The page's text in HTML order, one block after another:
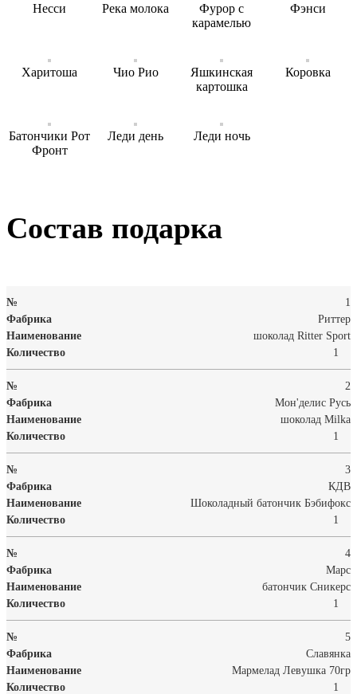
Несси Река молока
Фурор с
карамелью
Фэнси
Харитоша Чио Рио
Яшкинская
картошка
Коровка
Батончики Рот
Фронт
Леди день Леди ночь
Состав подарка
1
Риттер
шоколад Ritter Sport
1
2
Мон'делис Русь
шоколад Milka
1
3
КДВ
Шоколадный батончик Бэбифокс
1
4
Марс
батончик Сникерс
1
5
Славянка
Мармелад Левушка 70гр
1